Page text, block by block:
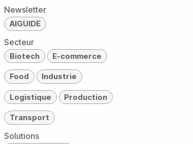
Newsletter
AIGUIDE
Secteur
Biotech E-commerce
Food Industrie
Logistique Production
Transport
Solutions